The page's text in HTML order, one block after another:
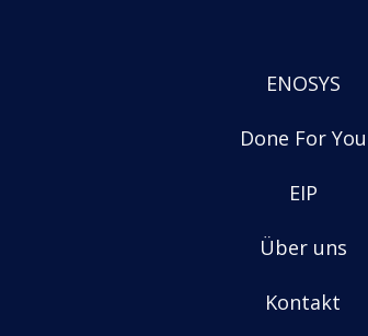
ENOSYS
Done For You
EIP
Über uns
Kontakt